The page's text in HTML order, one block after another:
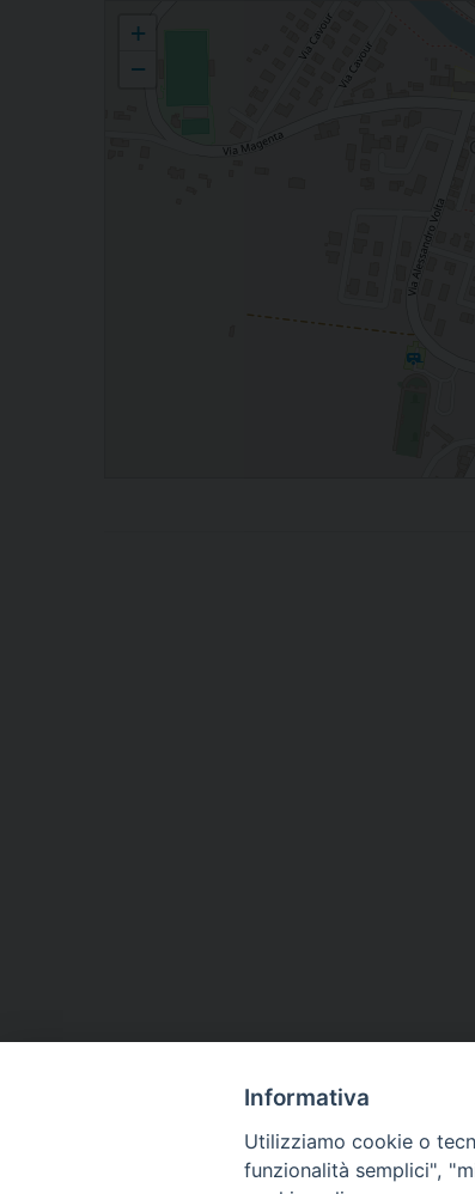
Parrocchia di S. Nicola da Bari, Castelguglielmo
+
−
Informativa
Utilizziamo cookie o
funzionalità semplici",